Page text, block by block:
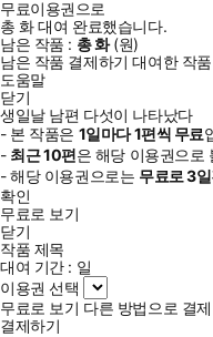
무료이용권으로
총 화대여 완료했습니다.
남은 작품 : 총화(원)
남은 작품 결제하기 대여한 작
도움말
닫기
생일날 남편 다섯이 나타났다
- 본 작품은 1일마다1편씩 무료
- 최근10편은 해당 이용권으로
- 해당 이용권으로는 무료로3일
확인
무료로 보기
닫기
작품 제목
대여 기간 : 일
이용권 선택
무료로 보기 다른 방법으로 결제
결제하기